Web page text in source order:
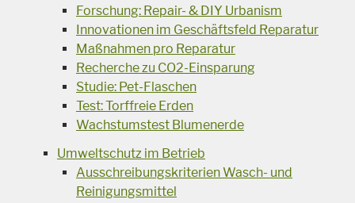
Forschung: Repair- & DIY Urbanism
Innovationen im Geschäftsfeld Reparatur
Maßnahmen pro Reparatur
Recherche zu CO2-Einsparung
Studie: Pet-Flaschen
Test: Torffreie Erden
Wachstumstest Blumenerde
Umweltschutz im Betrieb
Ausschreibungskriterien Wasch- und
Reinigungsmittel